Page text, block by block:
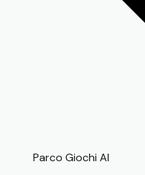
Parco Giochi AI